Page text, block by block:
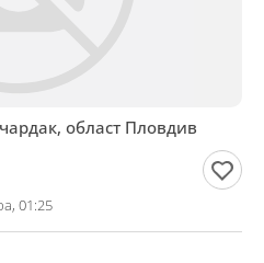
област Пловдив
01:25